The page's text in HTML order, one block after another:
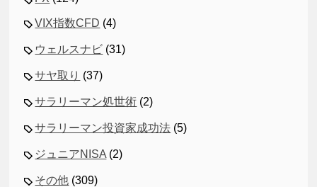
VIX指数CFD (4)
ウェルスナビ (31)
サヤ取り (37)
サラリーマン処世術 (2)
サラリーマン投資家成功法 (5)
ジュニアNISA (2)
その他 (309)